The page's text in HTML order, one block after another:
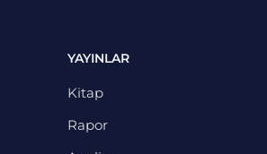
YAYINLAR
Kitap
Rapor